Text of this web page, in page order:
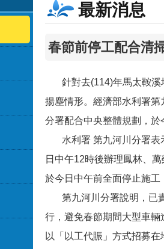
最新消息
春節前停工配合清
針對去(114)年馬太鞍溪
揚塵情形。經濟部水利署
分署配合中央整體規劃，於
水利署 第九河川分署表
日中午12時後辦理鳳林、
於今日中午前全面停止施工
第九河川分署說明，已責
行，避免春節期間大型車輛
以「以工代賑」方式招募